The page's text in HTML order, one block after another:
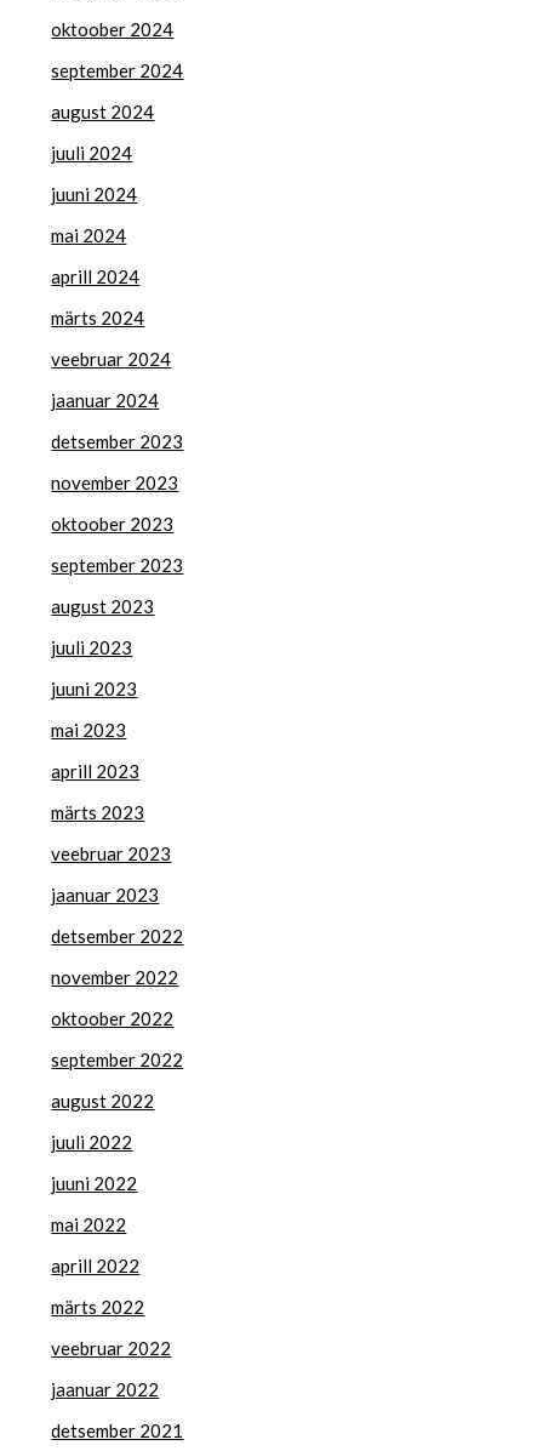
oktoober 2024
september 2024
august 2024
juuli 2024
juuni 2024
mai 2024
aprill 2024
märts 2024
veebruar 2024
jaanuar 2024
detsember 2023
november 2023
oktoober 2023
september 2023
august 2023
juuli 2023
juuni 2023
mai 2023
aprill 2023
märts 2023
veebruar 2023
jaanuar 2023
detsember 2022
november 2022
oktoober 2022
september 2022
august 2022
juuli 2022
juuni 2022
mai 2022
aprill 2022
märts 2022
veebruar 2022
jaanuar 2022
detsember 2021